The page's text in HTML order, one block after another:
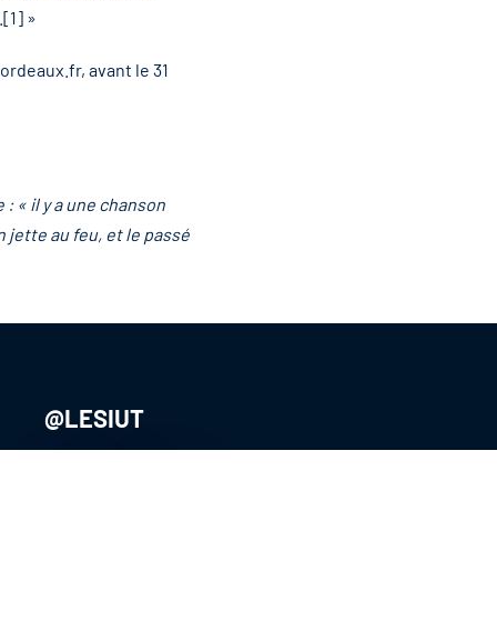
»
, avant le 31
« il y a une chanson
jette au feu, et le passé
@LESIUT